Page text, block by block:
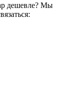
дешевле? Мы